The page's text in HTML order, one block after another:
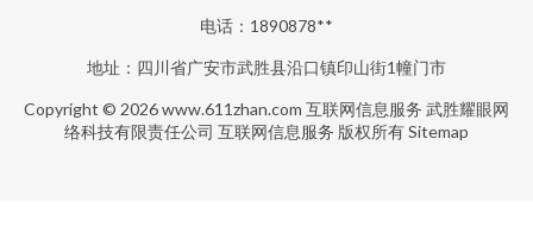
电话：1890878**
地址：四川省广安市武胜县沿口镇印山街1幢门市
Copyright © 2026www.611zhan.com 互联网信息服务 武胜耀眼网
络科技有限责任公司 互联网信息服务 版权所有Sitemap